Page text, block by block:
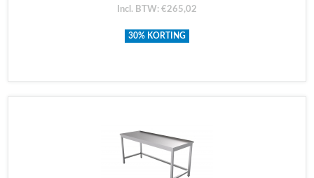
Incl. BTW: €265,02
30% KORTING